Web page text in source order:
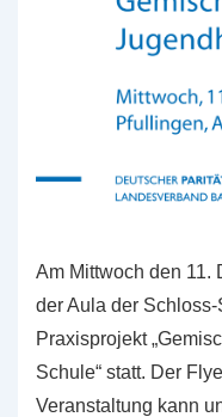
Am Mittwoch den 11.
der Aula der
Praxisprojekt
Schule“ statt. Der
Veranstaltung kann